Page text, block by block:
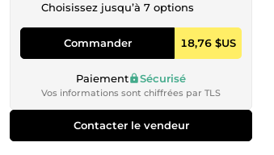
Choisissez jusqu’à 7 options
Commander 18,76 $US
Paiement Sécurisé
Vos informations sont chiffrées par TLS
Contacter le vendeur